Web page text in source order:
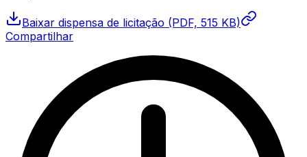
Baixar dispensa de licitação (PDF, 515 KB)
Compartilhar